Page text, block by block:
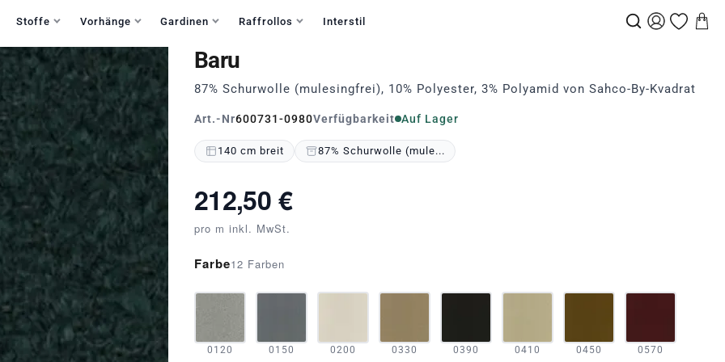
Stoffe Vorhänge Gardinen Raffrollos Interstil
Baru
87% Schurwolle (mulesingfrei), 10% Polyester, 3% Polyamid von Sahco-By-Kvadrat
Art.-Nr600731-0980Verfügbarkeit Auf Lager
140 cm breit 87% Schurwolle (mule...
212,50 €
pro m inkl. MwSt.
Farbe12 Farben
0120 0150 0200 0330 0390 0410 0450 0570